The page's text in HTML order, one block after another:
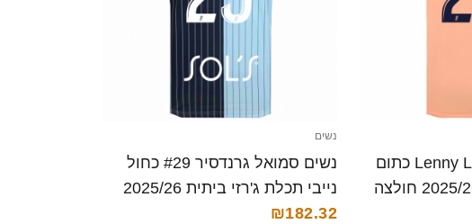
נשים Lenny Lankoso #20 כתום
כחול הרחק ג'רזי 2025/26 חולצה
נשים
נשים סמואל גרנדסיר #29 כחול
נייבי תכלת ג'רזי ביתית 2025/26
חולצה קצרה
₪182.32